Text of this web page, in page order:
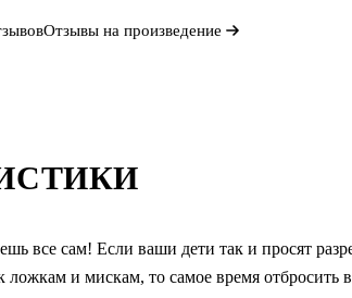
все сам! Если ваши дети так и просят
ложкам и мискам, то самое время отбросить
Отзывы на произведение